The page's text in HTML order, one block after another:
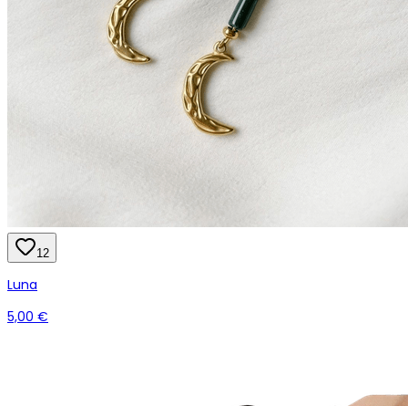
12
Luna
5,00 €